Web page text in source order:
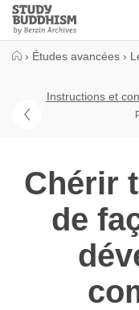
Close
Study
Buddhism
Home
› Études avancées ›
Instructions et
Chérir
de